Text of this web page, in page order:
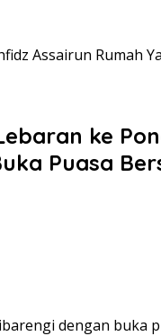
Assairun Rumah
ke
Puasa
dengan buka